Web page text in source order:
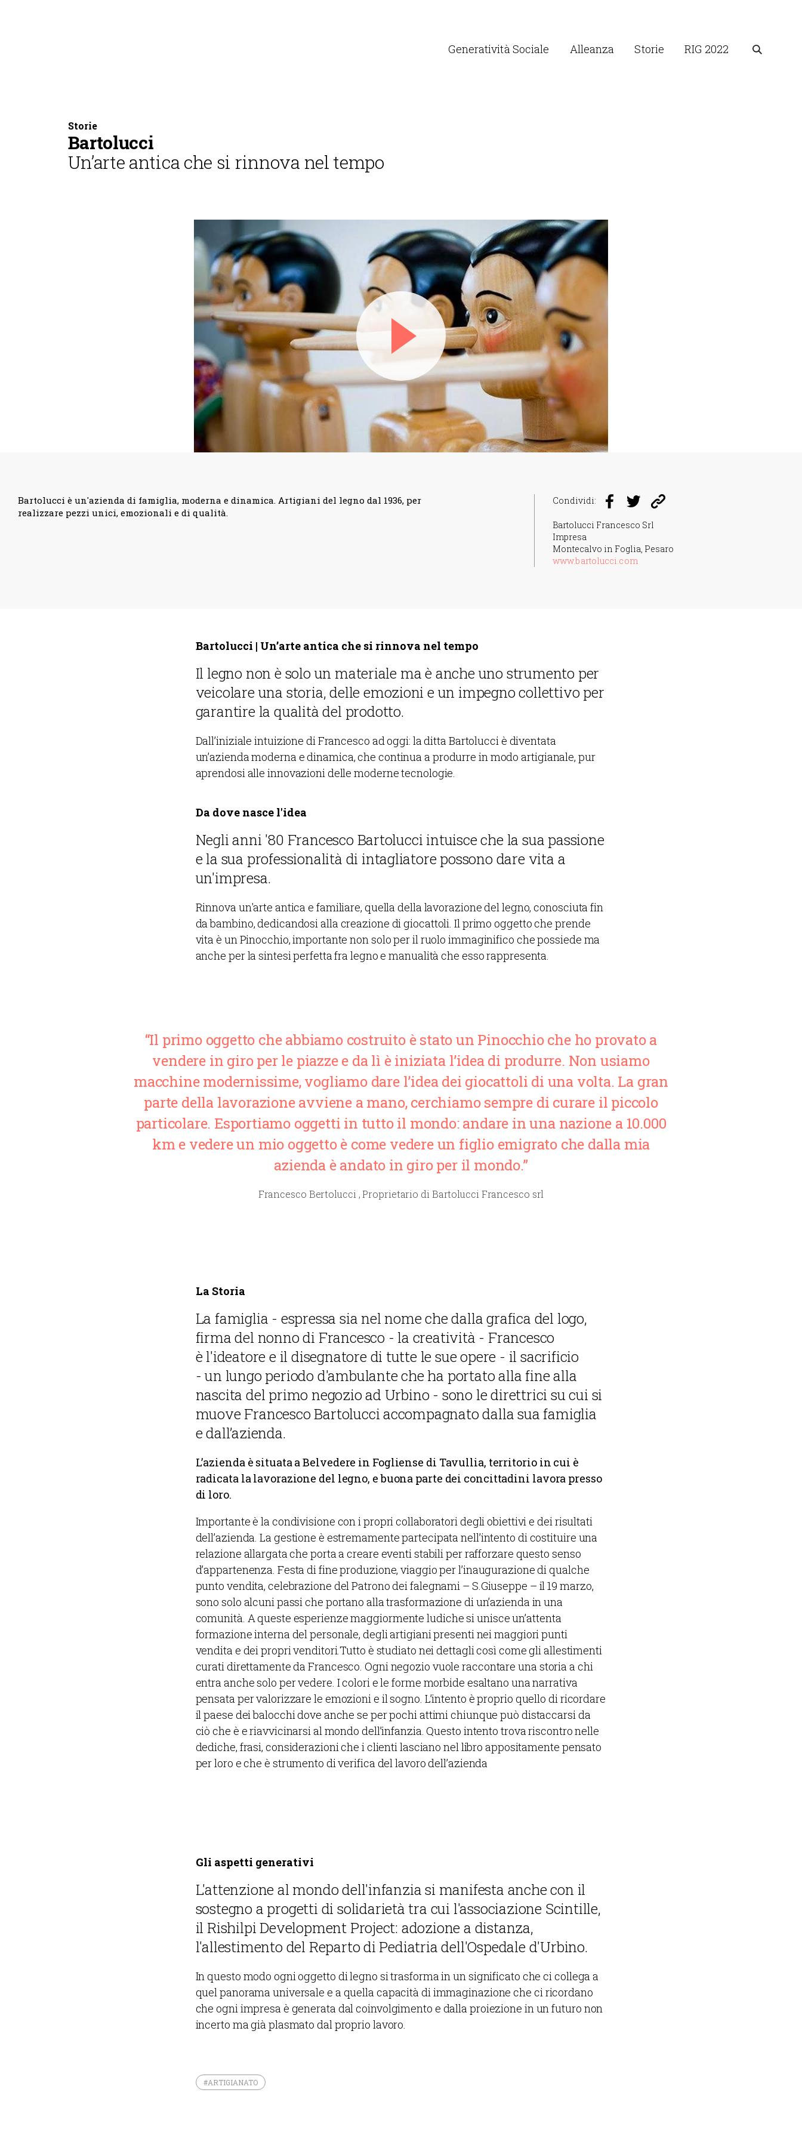
Generatività Sociale Alleanza Storie RIG 2022
Storie
Bartolucci
Un’arte antica che si rinnova nel tempo
Bartolucci è un'azienda di famiglia, moderna e dinamica. Artigiani del legno dal 1936, per
realizzare pezzi unici, emozionali e di qualità.
Condividi:
Bartolucci Francesco Srl
Impresa
Montecalvo in Foglia, Pesaro
www.bartolucci.com
Bartolucci | Un’arte antica che si rinnova nel tempo
Il legno non è solo un materiale ma è anche uno strumento per
veicolare una storia, delle emozioni e un impegno collettivo per
garantire la qualità del prodotto.
Dall’iniziale intuizione di Francesco ad oggi: la ditta Bartolucci è diventata
un’azienda moderna e dinamica, che continua a produrre in modo artigianale, pur
aprendosi alle innovazioni delle moderne tecnologie.
Da dove nasce l'idea
Negli anni '80 Francesco Bartolucci intuisce che la sua passione
e la sua professionalità di intagliatore possono dare vita a
un'impresa.
Rinnova un'arte antica e familiare, quella della lavorazione del legno, conosciuta fin
da bambino, dedicandosi alla creazione di giocattoli. Il primo oggetto che prende
vita è un Pinocchio, importante non solo per il ruolo immaginifico che possiede ma
anche per la sintesi perfetta fra legno e manualità che esso rappresenta.
“Il primo oggetto che abbiamo costruito è stato un Pinocchio che ho provato a
vendere in giro per le piazze e da lì è iniziata l’idea di produrre. Non usiamo
macchine modernissime, vogliamo dare l’idea dei giocattoli di una volta. La gran
parte della lavorazione avviene a mano, cerchiamo sempre di curare il piccolo
particolare. Esportiamo oggetti in tutto il mondo: andare in una nazione a 10.000
km e vedere un mio oggetto è come vedere un figlio emigrato che dalla mia
azienda è andato in giro per il mondo.”
Francesco Bertolucci , Proprietario di Bartolucci Francesco srl
La Storia
La famiglia - espressa sia nel nome che dalla grafica del logo,
firma del nonno di Francesco - la creatività - Francesco
è l'ideatore e il disegnatore di tutte le sue opere - il sacrificio
- un lungo periodo d'ambulante che ha portato alla fine alla
nascita del primo negozio ad Urbino - sono le direttrici su cui si
muove Francesco Bartolucci accompagnato dalla sua famiglia
e dall’azienda.
L’azienda è situata a Belvedere in Fogliense di Tavullia, territorio in cui è
radicata la lavorazione del legno, e buona parte dei concittadini lavora presso
di loro.
Importante è la condivisione con i propri collaboratori degli obiettivi e dei risultati
dell’azienda. La gestione è estremamente partecipata nell’intento di costituire una
relazione allargata che porta a creare eventi stabili per rafforzare questo senso
d’appartenenza. Festa di fine produzione, viaggio per l’inaugurazione di qualche
punto vendita, celebrazione del Patrono dei falegnami – S.Giuseppe – il 19 marzo,
sono solo alcuni passi che portano alla trasformazione di un’azienda in una
comunità. A queste esperienze maggiormente ludiche si unisce un’attenta
formazione interna del personale, degli artigiani presenti nei maggiori punti
vendita e dei propri venditori.Tutto è studiato nei dettagli così come gli allestimenti
curati direttamente da Francesco. Ogni negozio vuole raccontare una storia a chi
entra anche solo per vedere. I colori e le forme morbide esaltano una narrativa
pensata per valorizzare le emozioni e il sogno. L’intento è proprio quello di ricordare
il paese dei balocchi dove anche se per pochi attimi chiunque può distaccarsi da
ciò che è e riavvicinarsi al mondo dell’infanzia. Questo intento trova riscontro nelle
dediche, frasi, considerazioni che i clienti lasciano nel libro appositamente pensato
per loro e che è strumento di verifica del lavoro dell’azienda
Gli aspetti generativi
L'attenzione al mondo dell'infanzia si manifesta anche con il
sostegno a progetti di solidarietà tra cui l'associazione Scintille,
il Rishilpi Development Project: adozione a distanza,
l'allestimento del Reparto di Pediatria dell'Ospedale d'Urbino.
In questo modo ogni oggetto di legno si trasforma in un significato che ci collega a
quel panorama universale e a quella capacità di immaginazione che ci ricordano
che ogni impresa è generata dal coinvolgimento e dalla proiezione in un futuro non
incerto ma già plasmato dal proprio lavoro.
#ARTIGIANATO